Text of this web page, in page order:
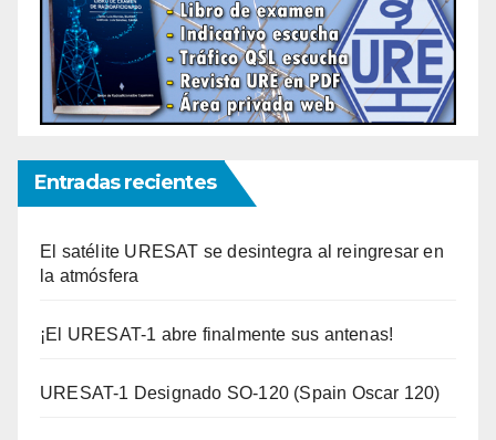
Entradas recientes
El satélite URESAT se desintegra al reingresar en
la atmósfera
¡El URESAT-1 abre finalmente sus antenas!
URESAT-1 Designado SO-120 (Spain Oscar 120)